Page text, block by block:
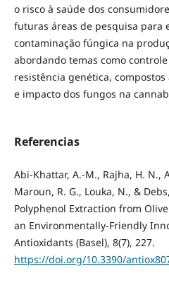
o risco à saúde dos
futuras áreas de pesquisa para
contaminação fúngica na
abordando temas como
resistência genética,
e impacto dos fungos na
Referencias
Abi-Khattar, A.-M., Rajha, H. N.,
Maroun, R. G., Louka, N., &
Polyphenol Extraction from
an Environmentally-Friendly
Antioxidants (Basel), 8(7), 227.
https://doi.org/10.3390/